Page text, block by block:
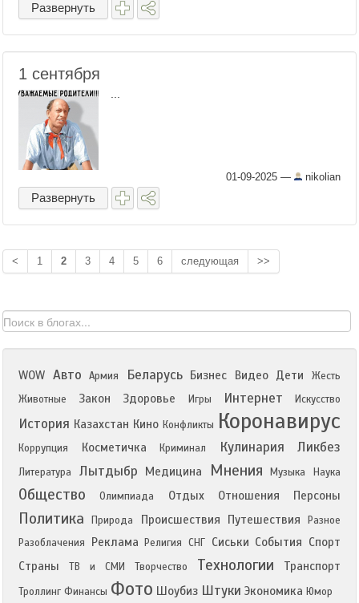
Развернуть
1 сентября
01-09-2025 — nikolian
Развернуть
< 1 2 3 4 5 6 следующая >>
WOW Авто Армия Беларусь Бизнес Видео Дети
Жесть
Животные
Закон Здоровье Игры Интернет Искусство
История Казахстан Кино Конфликты Коронавирус
Коррупция Косметичка Криминал Кулинария Ликбез
Литература Лытдыбр Медицина Мнения Музыка Наука
Общество Олимпиада Отдых Отношения Персоны
Политика Природа Происшествия Путешествия
Разное
Разоблачения
Реклама Религия СНГ Сиськи События Спорт
Страны
ТВ и СМИ Творчество Технологии Транспорт
Троллинг Финансы Фото Шоубиз Штуки Экономика Юмор